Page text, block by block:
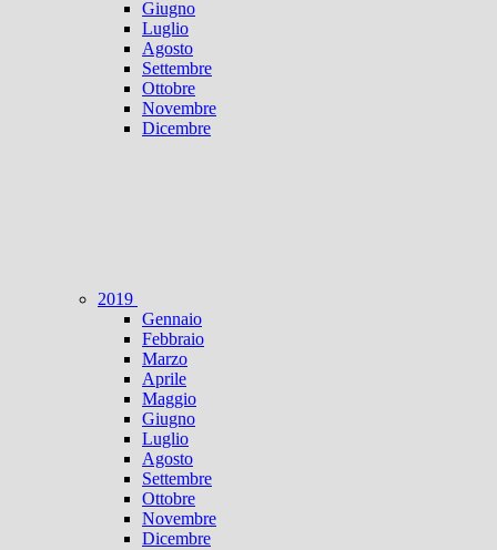
Giugno
Luglio
Agosto
Settembre
Ottobre
Novembre
Dicembre
2019
Gennaio
Febbraio
Marzo
Aprile
Maggio
Giugno
Luglio
Agosto
Settembre
Ottobre
Novembre
Dicembre